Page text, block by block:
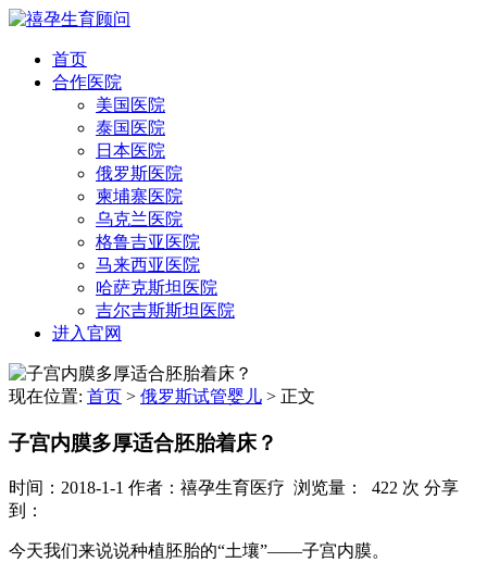
首页
合作医院
美国医院
泰国医院
日本医院
俄罗斯医院
柬埔寨医院
乌克兰医院
格鲁吉亚医院
马来西亚医院
哈萨克斯坦医院
吉尔吉斯斯坦医院
进入官网
现在位置: 首页 > 俄罗斯试管婴儿 > 正文
子宫内膜多厚适合胚胎着床？
时间：2018-1-1 作者：禧孕生育医疗 浏览量： 422 次 分享
到：
今天我们来说说种植胚胎的“土壤”——子宫内膜。